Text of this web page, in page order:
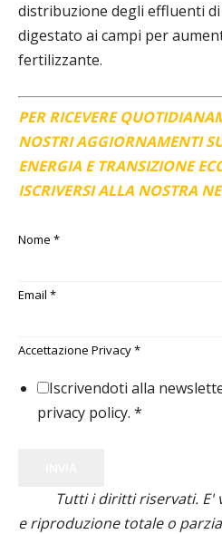
distribuzione degli effluenti
digestato ai campi per
fertilizzante.
PER RICEVERE
NOSTRI AGGIORNAMENTI
ENERGIA E TRANSIZIONE
ISCRIVERSI ALLA NOSTRA
Nome *
Email *
Accettazione Privacy*
Iscrivendoti alla
privacy policy. *
Tutti i diritti riservati. E'
e riproduzione totale o